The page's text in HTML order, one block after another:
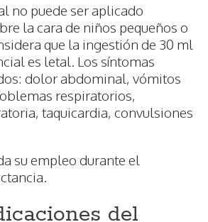
no puede ser aplicado
la cara de niños pequeños o
que la ingestión de 30 ml
es letal. Los síntomas
dolor abdominal, vómitos
respiratorios,
taquicardia, convulsiones
su empleo durante el
del